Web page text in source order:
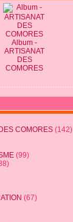
Album -
ARTISANAT
DES
COMORES
COMORES (142)
(99)
(67)